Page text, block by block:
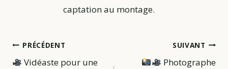
captation au montage.
PRÉCÉDENT
Vidéaste pour une
SUIVANT
Photographe